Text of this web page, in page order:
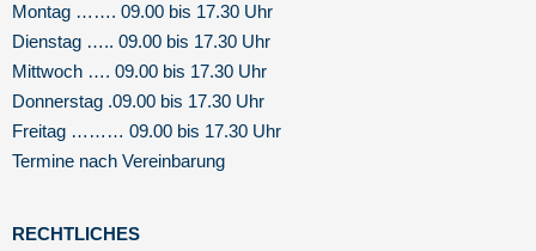
Montag ……. 09.00 bis 17.30 Uhr
Dienstag ….. 09.00 bis 17.30 Uhr
Mittwoch …. 09.00 bis 17.30 Uhr
Donnerstag .09.00 bis 17.30 Uhr
Freitag ……… 09.00 bis 17.30 Uhr
Termine nach Vereinbarung
RECHTLICHES